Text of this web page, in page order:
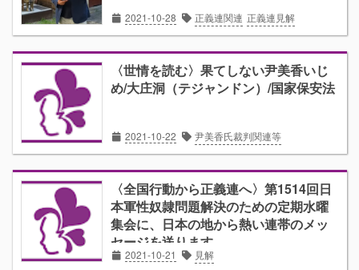
2021-10-28 正義連関連 正義連見解
〈世情を読む〉果てしない尹美香いじ
め/大庄洞（テジャンドン）/国家保安法
2021-10-22 尹美香氏裁判関連等
〈全国行動から正義連へ〉第1514回日
本軍性奴隷問題解決のための定期水曜
集会に、日本の地から熱い連帯のメッ
セージを送ります。
2021-10-21 見解